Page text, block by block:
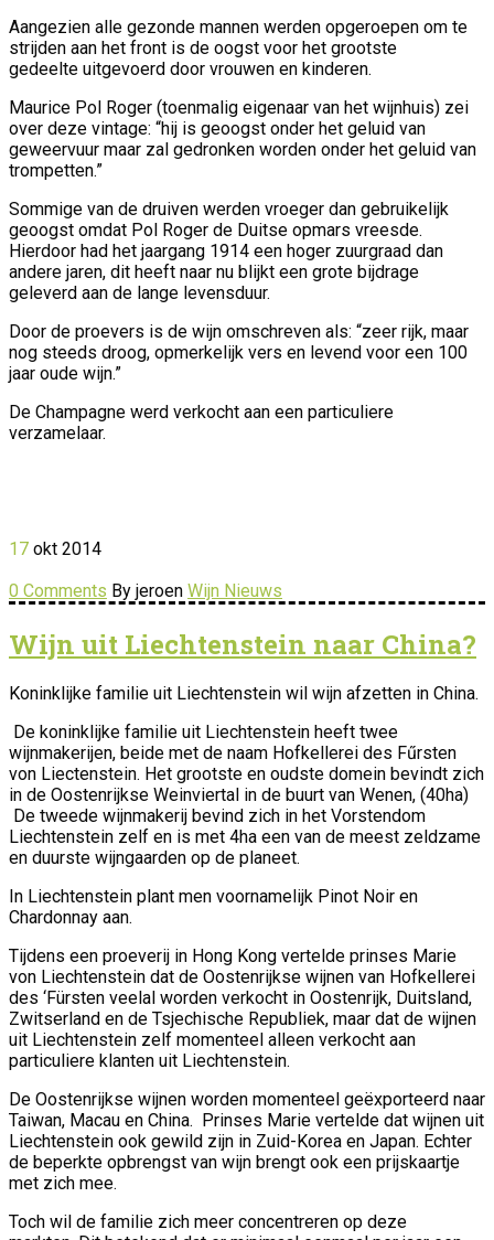
Aangezien alle gezonde mannen werden opgeroepen om te
strijden aan het front is de oogst voor het grootste
gedeelte uitgevoerd door vrouwen en kinderen.
Maurice Pol Roger (toenmalig eigenaar van het wijnhuis) zei
over deze vintage: “hij is geoogst onder het geluid van
geweervuur maar zal gedronken worden onder het geluid van
trompetten.”
Sommige van de druiven werden vroeger dan gebruikelijk
geoogst omdat Pol Roger de Duitse opmars vreesde.
Hierdoor had het jaargang 1914 een hoger zuurgraad dan
andere jaren, dit heeft naar nu blijkt een grote bijdrage
geleverd aan de lange levensduur.
Door de proevers is de wijn omschreven als: “zeer rijk, maar
nog steeds droog, opmerkelijk vers en levend voor een 100
jaar oude wijn.”
De Champagne werd verkocht aan een particuliere
verzamelaar.
17 okt 2014
0 Comments By jeroen Wijn Nieuws
Wijn uit Liechtenstein naar China?
Koninklijke familie uit Liechtenstein wil wijn afzetten in China.
De koninklijke familie uit Liechtenstein heeft twee
wijnmakerijen, beide met de naam Hofkellerei des Fűrsten
von Liectenstein. Het grootste en oudste domein bevindt zich
in de Oostenrijkse Weinviertal in de buurt van Wenen, (40ha)
De tweede wijnmakerij bevind zich in het Vorstendom
Liechtenstein zelf en is met 4ha een van de meest zeldzame
en duurste wijngaarden op de planeet.
In Liechtenstein plant men voornamelijk Pinot Noir en
Chardonnay aan.
Tijdens een proeverij in Hong Kong vertelde prinses Marie
von Liechtenstein dat de Oostenrijkse wijnen van Hofkellerei
des ‘Fürsten veelal worden verkocht in Oostenrijk, Duitsland,
Zwitserland en de Tsjechische Republiek, maar dat de wijnen
uit Liechtenstein zelf momenteel alleen verkocht aan
particuliere klanten uit Liechtenstein.
De Oostenrijkse wijnen worden momenteel geëxporteerd naar
Taiwan, Macau en China. Prinses Marie vertelde dat wijnen uit
Liechtenstein ook gewild zijn in Zuid-Korea en Japan. Echter
de beperkte opbrengst van wijn brengt ook een prijskaartje
met zich mee.
Toch wil de familie zich meer concentreren op deze